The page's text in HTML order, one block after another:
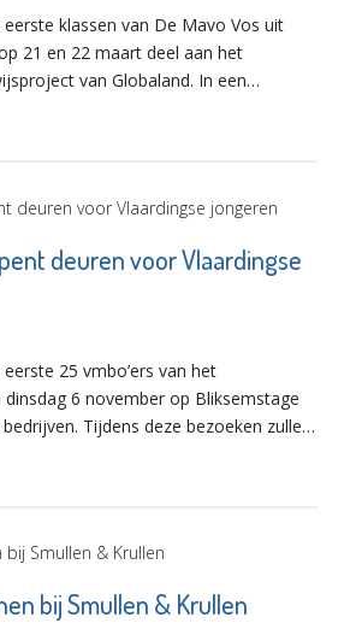
eerste klassen van De Mavo Vos uit
21 en 22 maart deel aan het
van Globaland. In een
deuren voor Vlaardingse
25 vmbo’ers van het
dinsdag 6 november op Bliksemstage
Tijdens deze bezoeken zullen
bij Smullen & Krullen